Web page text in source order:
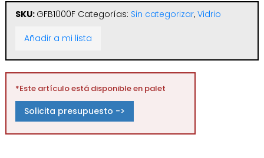
SKU: GFB1000F Categorías: Sin categorizar, Vidrio
Añadir a mi lista
*Este artículo está disponible en palet
Solicita presupuesto ->